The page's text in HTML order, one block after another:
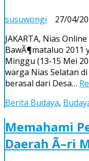
susuwongi 27/04/
JAKARTA, Nias
BawÃ¶mataluo 2011
Minggu (13-15 Mei
warga Nias Selatan
berasal dari Desa…
Berita Budaya,
Memahami
Daerah Ã–ri